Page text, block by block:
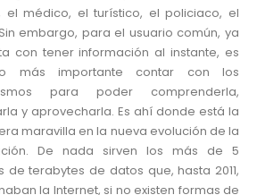
el médico, el turístico, el policiaco, el
embargo, para el usuario común, ya
con tener información al instante, es
más importante contar con los
para poder comprenderla,
y aprovecharla. Es ahí donde está la
maravilla en la nueva evolución de la
De nada sirven los más de 5
de terabytes de datos que, hasta 2011,
la Internet, si no existen formas de